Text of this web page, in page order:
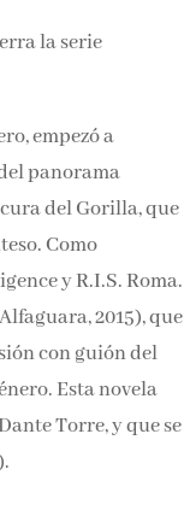
la serie
empezó a
panorama
del Gorilla, que
Como
y R.I.S. Roma.
2015), que
con guión del
Esta novela
Torre, y que se